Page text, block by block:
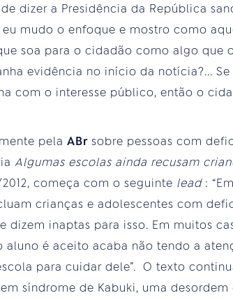
dizer a Presidência da República
mudo o enfoque e mostro como
soa para o cidadão como algo que
evidência no início da notícia?...
com o interesse público, então o
pela ABr sobre pessoas com
Algumas escolas ainda recusam
começa com o seguinte lead :
crianças e adolescentes com
dizem inaptas para isso. Em muitos
é aceito acaba não tendo a
para cuidar dele”. O texto
síndrome de Kabuki, uma